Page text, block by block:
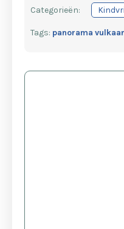
Categorieën:
Tags: panorama